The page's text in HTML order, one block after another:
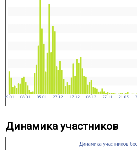
Динамика участников